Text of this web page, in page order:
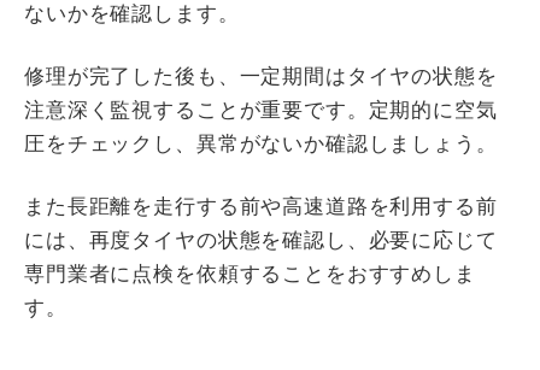
ないかを確認します。
修理が完了した後も、一定期間はタイヤの状態を
注意深く監視することが重要です。定期的に空気
圧をチェックし、異常がないか確認しましょう。
また長距離を走行する前や高速道路を利用する前
には、再度タイヤの状態を確認し、必要に応じて
専門業者に点検を依頼することをおすすめしま
す。